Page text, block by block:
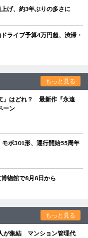
げ、約3年ぶりの多さに
ライブ予算4万円超、渋滞・
もっと見る
」はどれ？ 最新作『永遠
ーン
ボ301形、運行開始55周年
物館で8月8日から
もっと見る
が集結 マンション管理代